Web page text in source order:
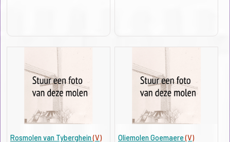
Rosmolen van Tyberghein(V)
Oliemolen Goemaere(V)